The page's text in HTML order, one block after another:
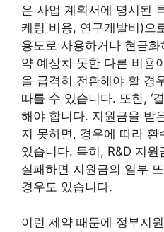
은 사업 계획서에 명시된
케팅 비용, 연구개발비)으
용도로 사용하거나 현금
약 예상치 못한 다른 비용
을 급격히 전환해야 할 경
따를 수 있습니다. 또한, ‘
해야 합니다. 지원금을 받
지 못하면, 경우에 따라 환
있습니다. 특히, R&D 지
실패하면 지원금의 일부
경우도 있습니다.
이런 제약 때문에 정부지